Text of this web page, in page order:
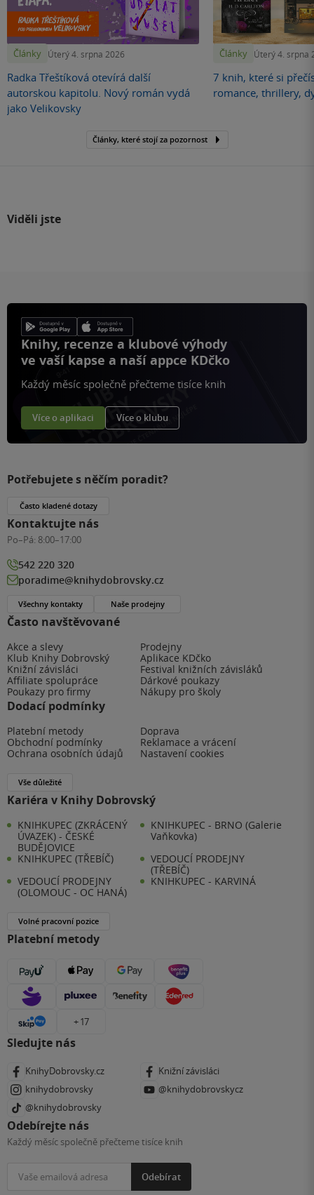
Články Úterý 4. srpna 2026
Radka Třeštíková otevírá další
autorskou kapitolu. Nový román vydá
jako Velikovsky
Články Úterý 4. srpna
7 knih, které si
romance, thrillery,
Články, které stojí za pozornost
Viděli jste
Knihy, recenze a klubové výhody
ve vaší kapse a naší appce KDčko
Každý měsíc společně přečteme tisíce knih
Více o aplikaci Více o klubu
Často navštěvované
Akce a slevy
Prodejny
Klub Knihy Dobrovský
Aplikace KDčko
Knižní závisláci
Festival knižních závisláků
Affiliate spolupráce
Dárkové poukazy
Poukazy pro firmy
Nákupy pro školy
Dodací podmínky
Platební metody
Doprava
Obchodní podmínky
Reklamace a vrácení
Ochrana osobních údajů
Nastavení cookies
Vše důležité
Kariéra v Knihy Dobrovský
KNIHKUPEC (ZKRÁCENÝ
ÚVAZEK) - ČESKÉ
BUDĚJOVICE
KNIHKUPEC - BRNO (Galerie
Vaňkovka)
KNIHKUPEC (TŘEBÍČ)
VEDOUCÍ PRODEJNY
(TŘEBÍČ)
VEDOUCÍ PRODEJNY
(OLOMOUC - OC HANÁ)
KNIHKUPEC - KARVINÁ
Volné pracovní pozice
Platební metody
+ 17
Sledujte nás
KnihyDobrovsky.cz
Knižní závisláci
knihydobrovsky
@knihydobrovskycz
@knihydobrovsky
Odebírejte nás
Každý měsíc společně přečteme tisíce knih
Odebírat
Potřebujete s něčím poradit?
Často kladené dotazy
Kontaktujte nás
Po–Pá: 8:00–17:00
542 220 320
poradime@knihydobrovsky.cz
Všechny kontakty Naše prodejny